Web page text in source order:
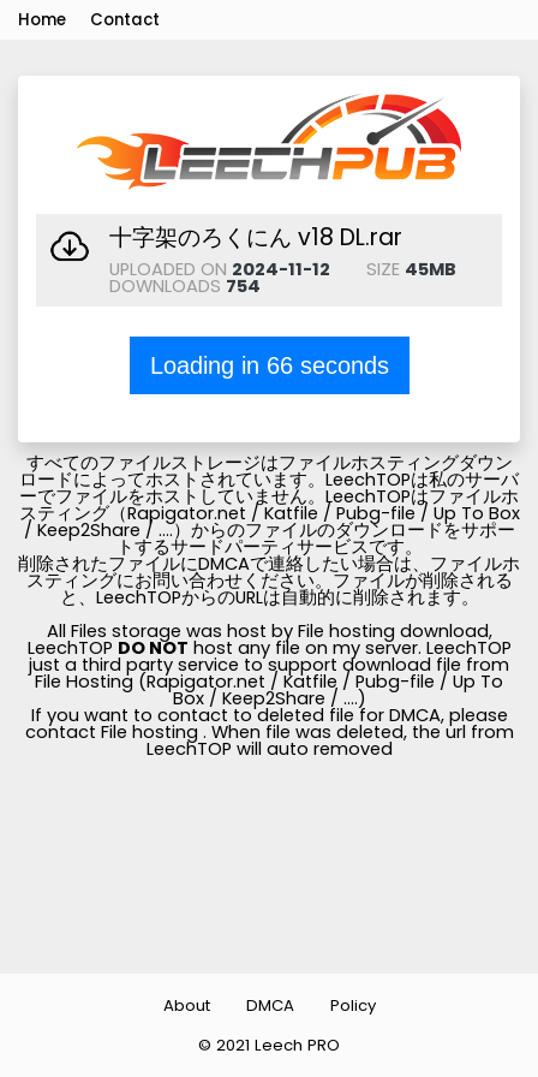
Home Contact
十字架のろくにん v18 DL.rar
UPLOADED ON 2024-11-12 SIZE 45MB
DOWNLOADS 754
Loading in 66seconds
すべてのファイルストレージはファイルホスティングダウン
ロードによってホストされています。LeechTOPは私のサーバ
ーでファイルをホストしていません。LeechTOPはファイルホ
スティング（Rapigator.net / Katfile / Pubg-file / Up To Box
/ Keep2Share / ....）からのファイルのダウンロードをサポー
トするサードパーティサービスです。
削除されたファイルにDMCAで連絡したい場合は、ファイルホ
スティングにお問い合わせください。ファイルが削除される
と、LeechTOPからのURLは自動的に削除されます。
All Files storage was host by File hosting download,
LeechTOP DO NOT host any file on my server. LeechTOP
just a third party service to support download file from
File Hosting (Rapigator.net / Katfile / Pubg-file / Up To
Box / Keep2Share / ....)
If you want to contact to deleted file for DMCA, please
contact File hosting . When file was deleted, the url from
LeechTOP will auto removed
© 2021 Leech PRO
About DMCA Policy